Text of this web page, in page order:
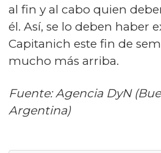
al fin y al cabo quien
él. Así, se lo deben haber
Capitanich este fin de
mucho más arriba.
Fuente: Agencia DyN
Argentina)